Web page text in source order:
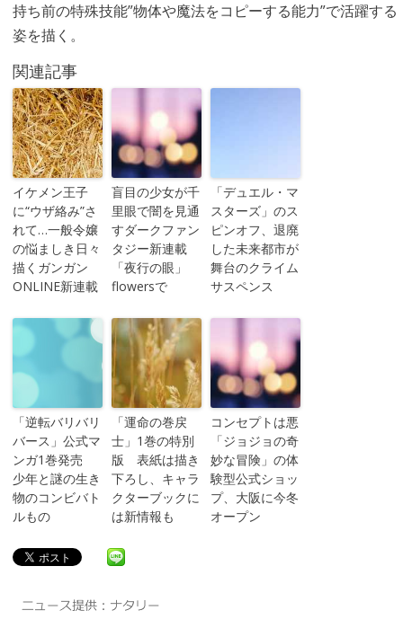
持ち前の特殊技能”物体や魔法をコピーする能力”で活躍する
姿を描く。
関連記事
イケメン王子
に“ウザ絡み”さ
れて…一般令嬢
の悩ましき日々
描くガンガン
ONLINE新連載
盲目の少女が千
里眼で闇を見通
すダークファン
タジー新連載
「夜行の眼」
flowersで
「デュエル・マ
スターズ」のス
ピンオフ、退廃
した未来都市が
舞台のクライム
サスペンス
「逆転バリバリ
バース」公式マ
ンガ1巻発売
少年と謎の生き
物のコンビバト
ルもの
「運命の巻戻
士」1巻の特別
版 表紙は描き
下ろし、キャラ
クターブックに
は新情報も
コンセプトは悪
「ジョジョの奇
妙な冒険」の体
験型公式ショッ
プ、大阪に今冬
オープン